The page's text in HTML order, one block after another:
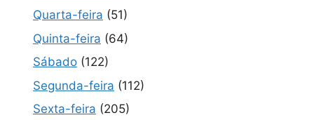
Quarta-feira (51)
Quinta-feira (64)
Sábado (122)
Segunda-feira (112)
Sexta-feira (205)